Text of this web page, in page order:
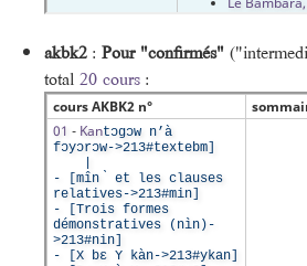
akbk2 : Pour "confirmés"
total 20 cours :